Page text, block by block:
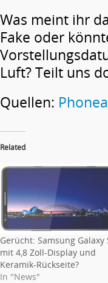
Was meint ihr
Fake oder
Luft? Teilt uns
Quellen:
Related
Gerücht: Samsung Galaxy
mit 4,8 Zoll-Display und
Keramik-Rückseite?
In "News"